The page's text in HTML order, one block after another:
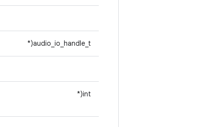
audio_io_handle_t(*
int(*